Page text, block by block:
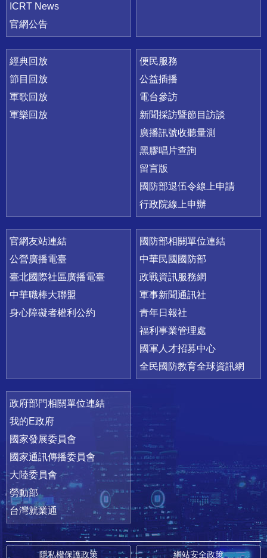
ICRT News
官網公告
經典回放
節目回放
軍歌回放
軍樂回放
便民服務
公益插播
電台參訪
新聞採訪暨節目訪談
廣播訊號收聽量測
黑膠唱片查詢
留言版
國防部退伍令線上申請
行政院線上申辦
官網友站連結
公營廣播電臺
臺北國際社區廣播電臺
中華職棒大聯盟
身心障礙者權利公約
國防部相關單位連結
中華民國國防部
政戰資訊服務網
軍事新聞通訊社
青年日報社
福利事業管理處
國軍人才招募中心
全民國防教育全球資訊網
政府部門相關單位連結
我的E政府
國家發展委員會
國家通訊傳播委員會
大陸委員會
勞動部
台灣就業通
隱私權保護政策 網站安全政策